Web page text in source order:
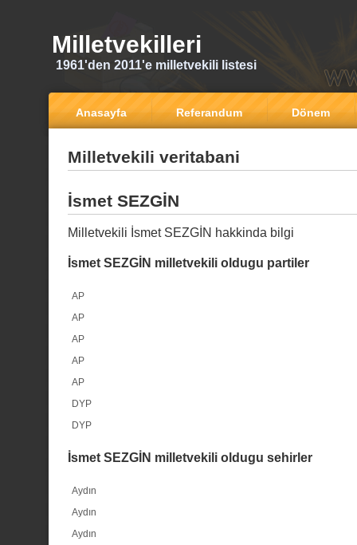
Milletvekilleri
1961'den 2011'e milletvekili listesi
Anasayfa Referandum Dönem
Milletvekili veritabani
İsmet SEZGİN
Milletvekili İsmet SEZGİN hakkinda bilgi
İsmet SEZGİN milletvekili oldugu partiler
AP
AP
AP
AP
AP
DYP
DYP
İsmet SEZGİN milletvekili oldugu sehirler
Aydın
Aydın
Aydın